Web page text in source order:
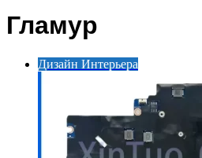
Гламур
Дизайн Интерьера